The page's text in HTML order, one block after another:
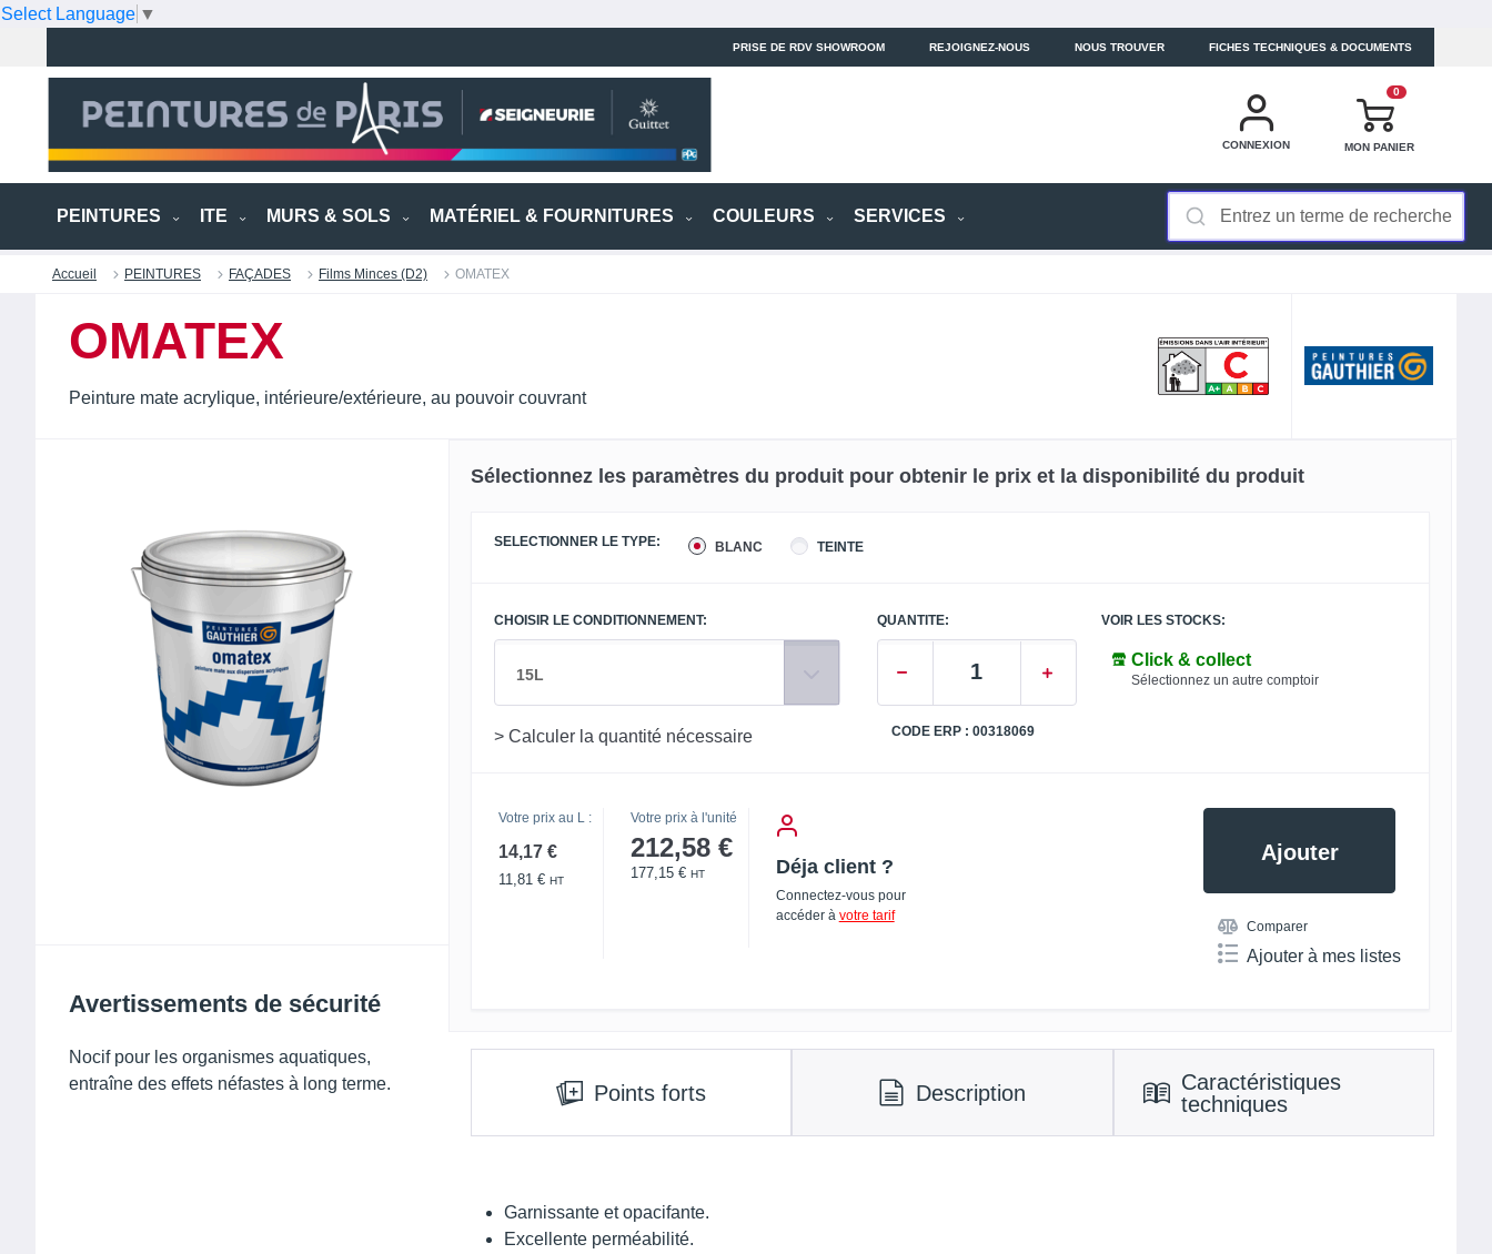
Select Language ▼
PRISE DE RDV SHOWROOM REJOIGNEZ-NOUS NOUS TROUVER FICHES TECHNIQUES & DOCUMENTS
CONNEXION
0
MON PANIER
PEINTURES ITE MURS & SOLS MATÉRIEL & FOURNITURES COULEURS SERVICES
Accueil PEINTURES FAÇADES Films Minces (D2) OMATEX
OMATEX
Peinture mate acrylique, intérieure/extérieure, au pouvoir couvrant
Avertissements de sécurité
Nocif pour les organismes aquatiques,
entraîne des effets néfastes à long terme.
Sélectionnez les paramètres du produit pour obtenir le prix et la disponibilité du produit
SELECTIONNER LE TYPE: BLANC TEINTE
CHOISIR LE CONDITIONNEMENT:
15L
> Calculer la quantité nécessaire
QUANTITE:
CODE ERP : 00318069
VOIR LES STOCKS:
Click & collect
Sélectionnez un autre comptoir
Votre prix au L :
14,17 €
11,81 € HT
Votre prix à l'unité
212,58 €
177,15 € HT Déja client ?
Connectez-vous pour
accéder à votre tarif
Ajouter
Comparer
Ajouter à mes listes
Points forts Description
Caractéristiques
techniques
Garnissante et opacifante.
Excellente perméabilité.